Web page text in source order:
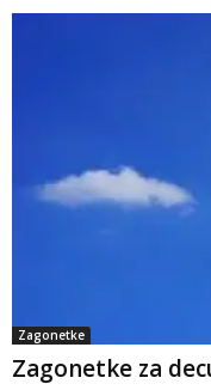
Zagonetke
Zagonetke za